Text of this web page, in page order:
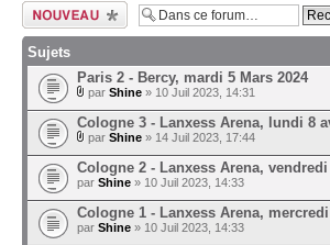
Ecrire un nouveau
sujet
Sujets
Paris 2 - Bercy, mardi 5 Mars 2024
par Shine » 10 Juil 2023, 14:31
Cologne 3 - Lanxess Arena, lundi 8
par Shine » 14 Juil 2023, 17:44
Cologne 2 - Lanxess Arena,
par Shine » 10 Juil 2023, 14:33
Cologne 1 - Lanxess Arena,
par Shine » 10 Juil 2023, 14:33